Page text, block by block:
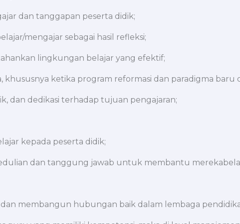
dan tanggapan peserta didik;
mengajar sebagai hasil refleksi;
lingkungan belajar yang efektif;
ketika program reformasi dan paradigma baru
dan dedikasi terhadap tujuan pengajaran;
kepada peserta didik;
dan tanggung jawab untuk membantu
membangun hubungan baik dalam lembaga